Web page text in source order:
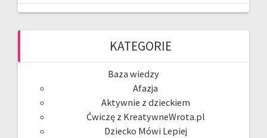
KATEGORIE
Baza wiedzy
Afazja
Aktywnie z dzieckiem
Ćwiczę z KreatywneWrota.pl
Dziecko Mówi Lepiej